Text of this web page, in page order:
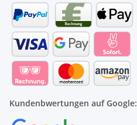
Kundenbwertungen auf Google: